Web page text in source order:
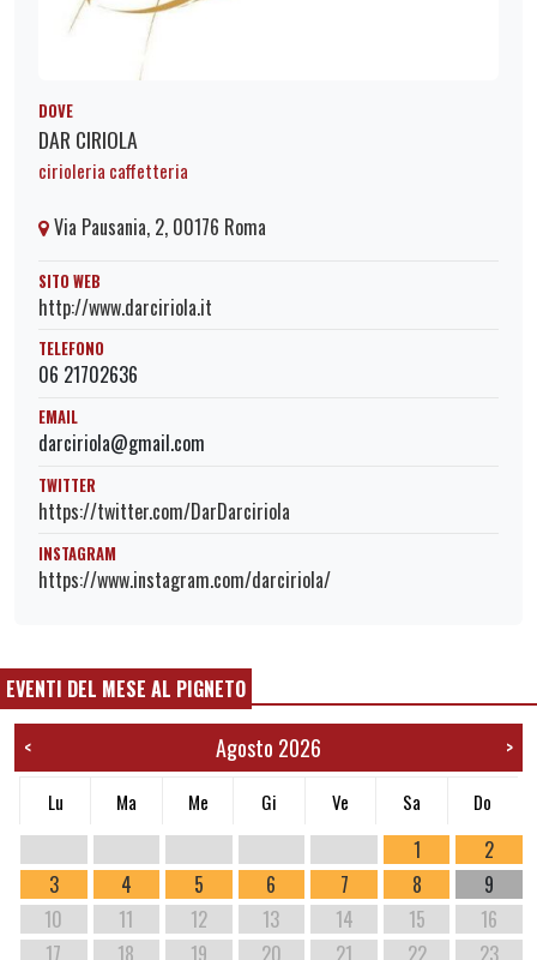
DOVE
DAR CIRIOLA
cirioleria caffetteria
Via Pausania, 2, 00176 Roma
SITO WEB
http://www.darciriola.it
TELEFONO
06 21702636
EMAIL
darciriola@gmail.com
TWITTER
https://twitter.com/DarDarciriola
INSTAGRAM
https://www.instagram.com/darciriola/
EVENTI DEL MESE AL PIGNETO
< Agosto 2026 >
Lu Ma Me Gi Ve Sa Do
1
2
3
4 5 6 7 8
9
10
11 12 13 14 15
16
17
18 19 20 21 22 23